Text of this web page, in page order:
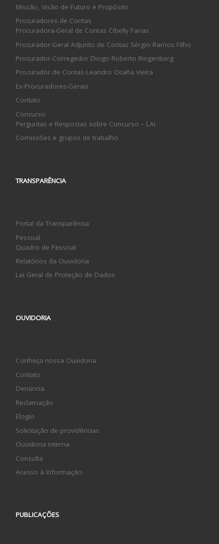
Missão, Visão de Futuro e Propósito
Procuradores de Contas
Procuradora-Geral de Contas Cibelly Farias
Procurador-Geral Adjunto de Contas Sérgio Ramos Filho
Procurador-Corregedor Diogo Roberto Ringenberg
Procurador de Contas Leandro Ocaña Vieira
Ex-Procuradores-Gerais
Contato
Concurso
Perguntas e Respostas sobre Concurso – LAI
Comissões e grupos de trabalho
TRANSPARÊNCIA
Portal da Transparência
Pessoal
Quadro de Pessoal
Relatórios da Ouvidoria
Lei Geral de Proteção de Dados
OUVIDORIA
Conheça nossa Ouvidoria
Contato
Denúncia
Reclamação
Elogio
Solicitação de providências
Ouvidoria interna
Consulta
Acesso à Informação
PUBLICAÇÕES